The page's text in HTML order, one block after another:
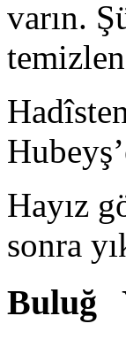
varın.
Hayız
sonra
Buluğ